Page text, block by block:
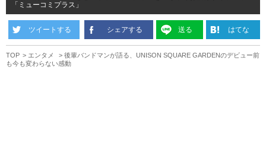
「ミューコミプラス」
ツイートする シェアする 送る はてな
TOP エンタメ
後輩バンドマンが語る、UNISON SQUARE GARDENのデビュー前
も今も変わらない感動